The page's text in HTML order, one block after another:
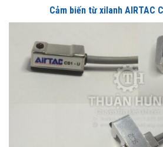
Cảm biến từ xilanh AIRTAC